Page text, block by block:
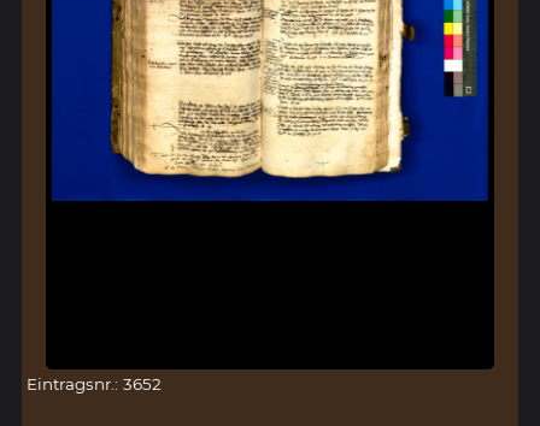
Eintragsnr.: 3652